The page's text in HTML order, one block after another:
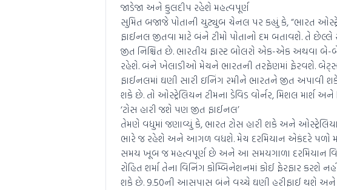
જાડેજા અને કુલદીપ રહેશે મહત્વપૂર્ણ
સુમિત બજાજે પોતાની યુટ્યુબ ચેનલ પર કહ્યું કે, “ભારત
ફાઈનલ જીતવા માટે બંને ટીમો પોતાનો દમ બતાવશે. તે
જીત નિશ્ચિત છે. ભારતીય ફાસ્ટ બોલરો એક-એક અથવા
રહેશે. બંને ખેલાડીઓ મેચને ભારતની તરફેણમાં ફેરવશે.
ફાઈનલમાં ઘણી સારી ઇનિંગ રમીને ભારતને જીત અપાવી
શકે છે. તો ઓસ્ટ્રેલિયન ટીમના ડેવિડ વોર્નર, મિશલ માર્શ
‘ટોસ હારી જશે પણ જીત ફાઈનલ’
તેમણે વધુમાં જણાવ્યું કે, ભારત ટોસ હારી શકે અને
ભારે જ રહેશે અને આગળ વધશે. મેચ દરમિયાન એકંદરે પળો
સમય ખૂબ જ મહત્વપૂર્ણ છે અને આ સમયગાળા દરમિયાન
રોહિત શર્મા તેના વિનિંગ કોમ્બિનેશનમાં કોઈ ફેરફાર
શકે છે. 9.50ની આસપાસ બંને વચ્ચે ઘણી હરીફાઈ થશે અને